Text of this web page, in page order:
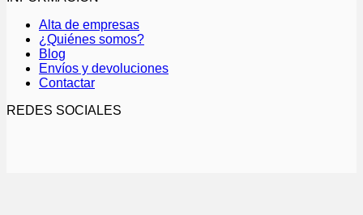
Alta de empresas
¿Quiénes somos?
Blog
Envíos y devoluciones
Contactar
REDES SOCIALES